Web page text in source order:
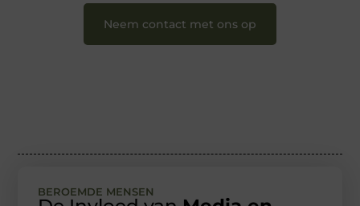
Neem contact met ons op
BEROEMDE MENSEN